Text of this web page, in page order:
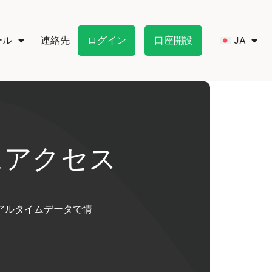
連絡先 ログイン 口座開設
クセス
ルタイムデータで情